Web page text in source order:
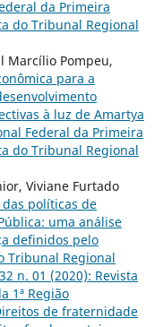
da Primeira
do Tribunal Regional
Marcílio Pompeu,
para a
à luz de Amartya
Federal da Primeira
do Tribunal Regional
Viviane Furtado
políticas de
uma análise
definidos pelo
Tribunal Regional
n. 01 (2020): Revista
1ª Região
de fraternidade